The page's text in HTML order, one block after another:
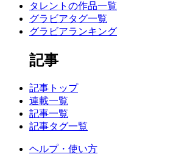
タレントの作品一覧
グラビアタグ一覧
グラビアランキング
記事
記事トップ
連載一覧
記事一覧
記事タグ一覧
ヘルプ・使い方